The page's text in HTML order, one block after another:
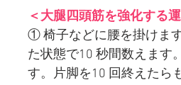
＜大腿四頭筋を強化する
① 椅子などに腰を掛けま
た状態で10 秒間数えます
す。片脚を10 回終えたら